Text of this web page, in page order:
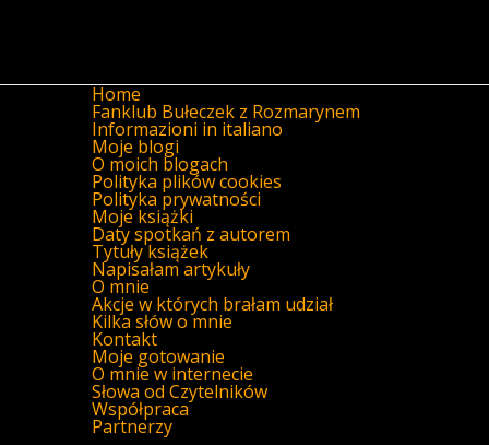
Home
Fanklub Bułeczek z Rozmarynem
Informazioni in italiano
Moje blogi
O moich blogach
Polityka plików cookies
Polityka prywatności
Moje książki
Daty spotkań z autorem
Tytuły książek
Napisałam artykuły
O mnie
Akcje w których brałam udział
Kilka słów o mnie
Kontakt
Moje gotowanie
O mnie w internecie
Słowa od Czytelników
Współpraca
Partnerzy